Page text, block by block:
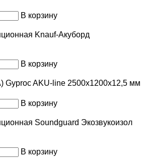
В корзину
Knauf-Акуборд
В корзину
Gyproc AKU-line 2500х1200х12,5 мм
В корзину
Soundguard Экозвукоизол
В корзину